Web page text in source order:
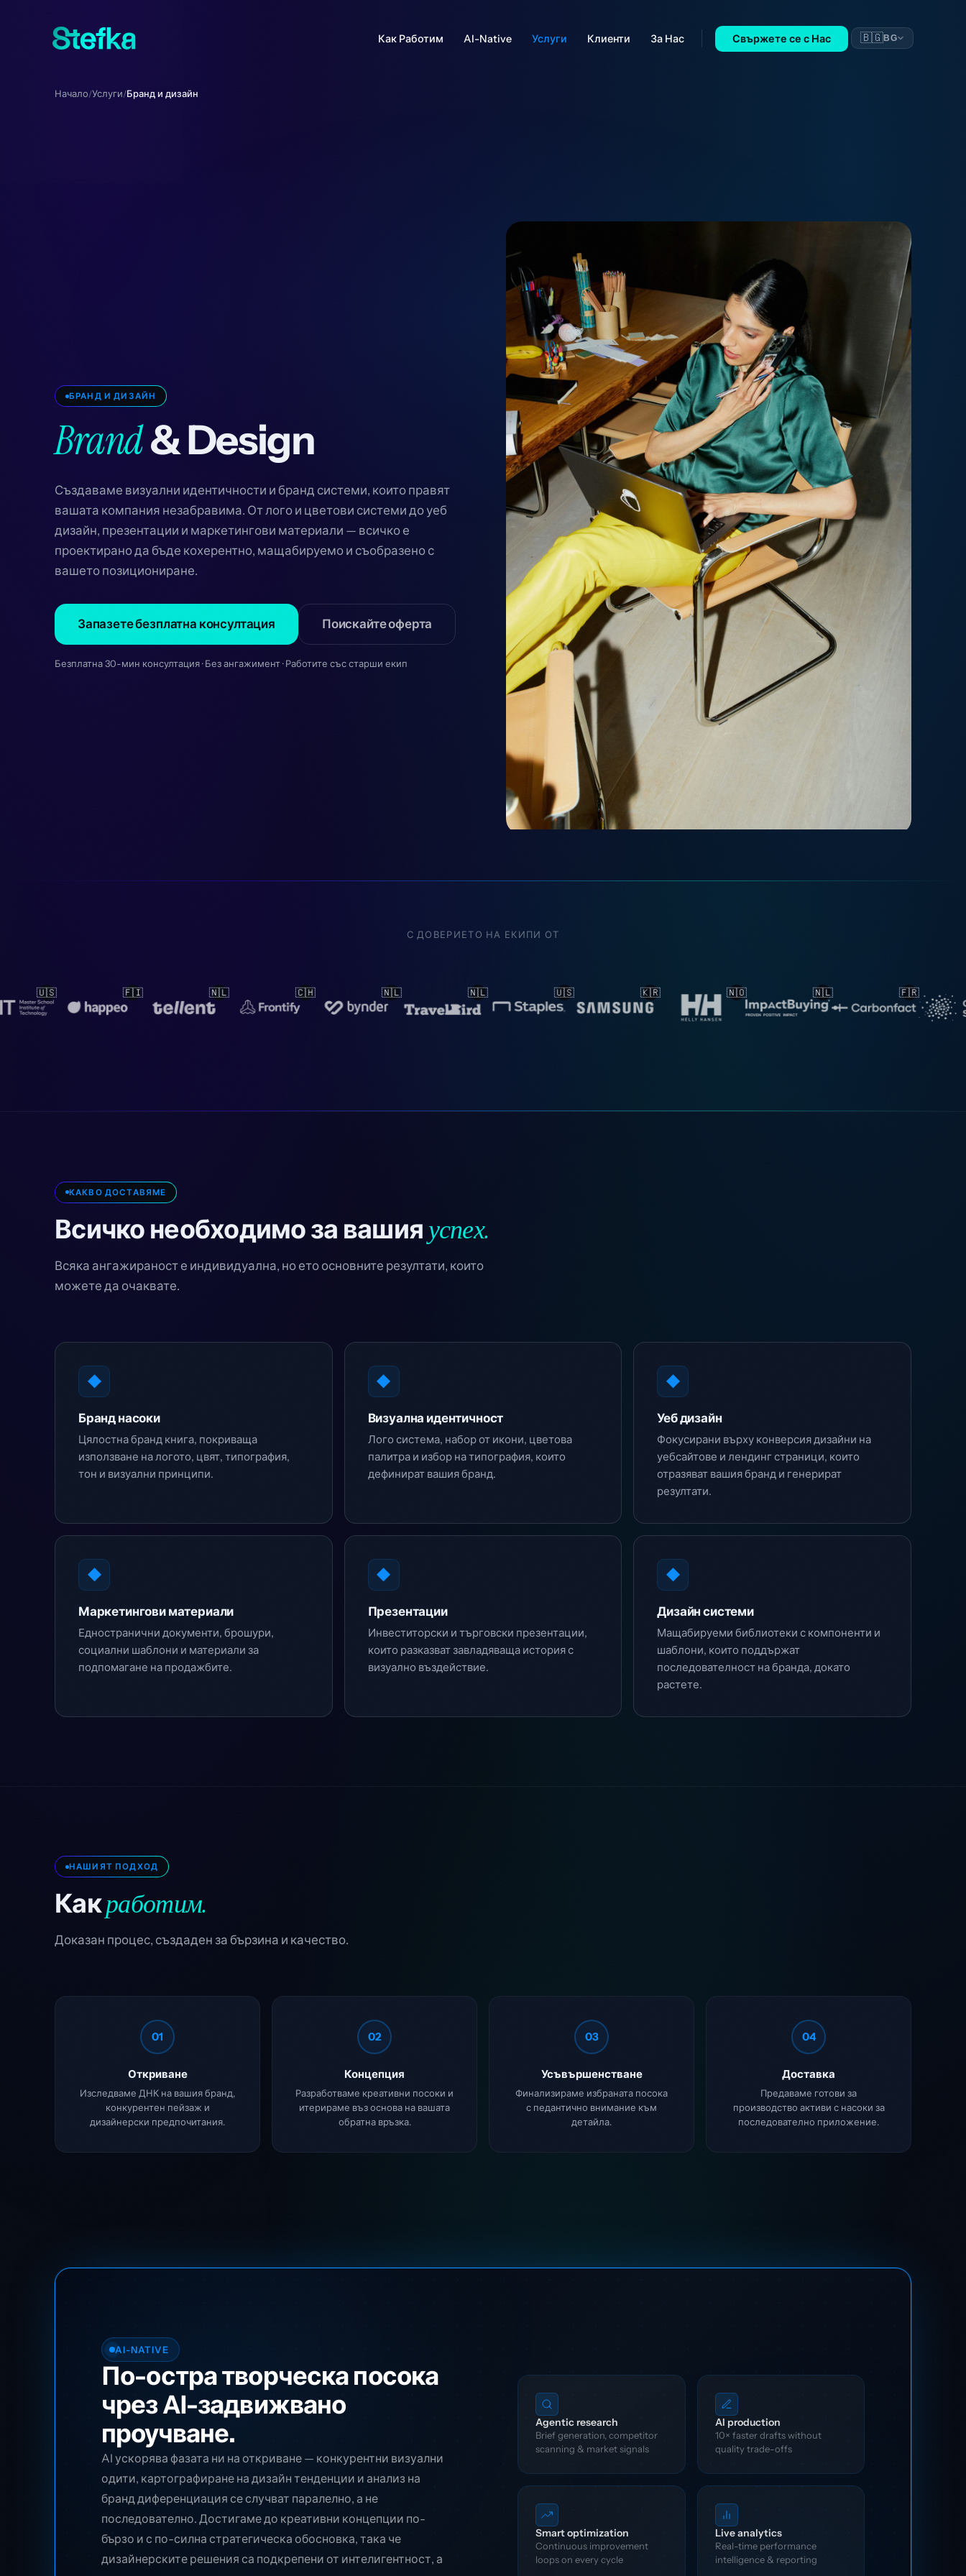
Как Работим AI-Native Услуги Клиенти За Нас Свържете се с Нас 🇧🇬BG
Начало/Услуги/Бранд и дизайн
БРАНД И ДИЗАЙН
Brand& Design
Създаваме визуални идентичности и бранд системи, които правят
вашата компания незабравима. От лого и цветови системи до уеб
дизайн, презентации и маркетингови материали — всичко е
проектирано да бъде кохерентно, мащабируемо и съобразено с
вашето позициониране.
Запазете безплатна консултация Поискайте оферта
Безплатна 30-мин консултация · Без ангажимент · Работите със старши екип
С ДОВЕРИЕТО НА ЕКИПИ ОТ
🇳🇱 🇨🇭 🇳🇱 🇳🇱 🇺🇸 🇰🇷 🇳🇴 🇳🇱 🇫🇷 🇳🇱 🇳🇱
КАКВО ДОСТАВЯМЕ
Всичко необходимо за вашияуспех.
Всяка ангажираност е индивидуална, но ето основните резултати, които
можете да очаквате.
◆
Бранд насоки
Цялостна бранд книга, покриваща
използване на логото, цвят, типография,
тон и визуални принципи.
◆
Визуална идентичност
Лого система, набор от икони, цветова
палитра и избор на типография, които
дефинират вашия бранд.
◆
Уеб дизайн
Фокусирани върху конверсия дизайни на
уебсайтове и лендинг страници, които
отразяват вашия бранд и генерират
резултати.
◆
Маркетингови материали
Едностранични документи, брошури,
социални шаблони и материали за
подпомагане на продажбите.
◆
Презентации
Инвеститорски и търговски презентации,
които разказват завладяваща история с
визуално въздействие.
◆
Дизайн системи
Мащабируеми библиотеки с компоненти и
шаблони, които поддържат
последователност на бранда, докато
растете.
НАШИЯТ ПОДХОД
Какработим.
Доказан процес, създаден за бързина и качество.
01
Откриване
Изследваме ДНК на вашия бранд,
конкурентен пейзаж и
дизайнерски предпочитания.
02
Концепция
Разработваме креативни посоки и
итерираме въз основа на вашата
обратна връзка.
03
Усъвършенстване
Финализираме избраната посока
с педантично внимание към
детайла.
04
Доставка
Предаваме готови за
производство активи с насоки за
последователно приложение.
AI-NATIVE
По-остра творческа посока
чрез AI-задвижвано
проучване.
AI ускорява фазата ни на откриване — конкурентни визуални
одити, картографиране на дизайн тенденции и анализ на
бранд диференциация се случват паралелно, а не
последователно. Достигаме до креативни концепции по-
бързо и с по-силна стратегическа обосновка, така че
дизайнерските решения са подкрепени от интелигентност, а
Agentic research
Brief generation, competitor
scanning & market signals
AI production
10× faster drafts without
quality trade-offs
Smart optimization
Continuous improvement
loops on every cycle
Live analytics
Real-time performance
intelligence & reporting